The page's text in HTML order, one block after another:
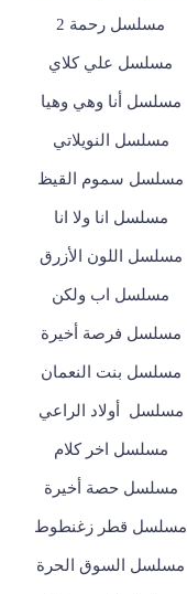
مسلسل رحمة 2
مسلسل علي كلاي
مسلسل أنا وهي وهيا
مسلسل النويلاتي
مسلسل سموم القيظ
مسلسل انا ولا انا
مسلسل اللون الأزرق
مسلسل اب ولكن
مسلسل فرصة أخيرة
مسلسل بنت النعمان
مسلسل أولاد الراعي
مسلسل اخر كلام
مسلسل حصة أخيرة
مسلسل قطر زغنطوط
مسلسل السوق الحرة